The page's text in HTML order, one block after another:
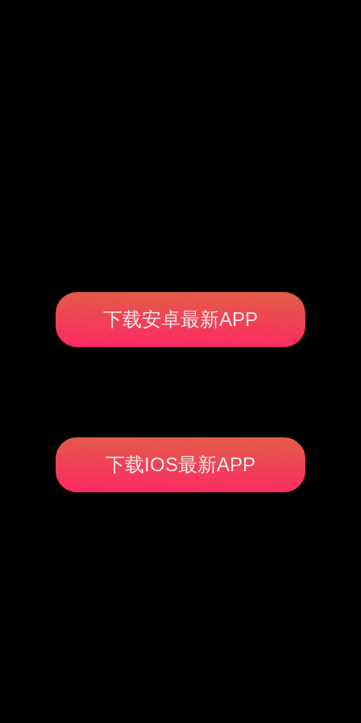
下载安卓最新APP
下载IOS最新APP